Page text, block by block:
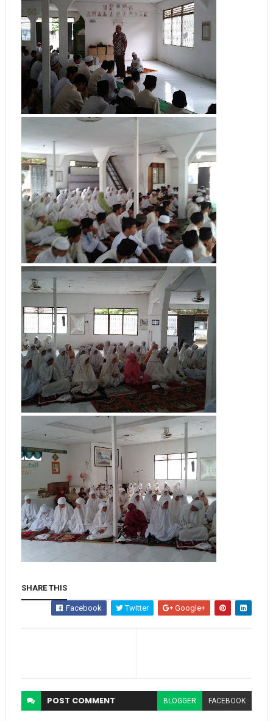
SHARE THIS
Facebook Twitter Google+
POST COMMENT BLOGGER FACEBOOK